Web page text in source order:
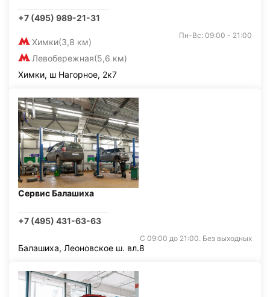
+7 (495) 989-21-31
Химки(3,8 км)
Левобережная(5,6 км)
Пн-Вс: 09:00 - 21:00
Химки, ш Нагорное, 2к7
Сервис Балашиха
+7 (495) 431-63-63
С 09:00 до 21:00. Без выходных
Балашиха, Леоновское ш. вл.8